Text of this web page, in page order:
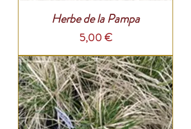
Herbe de la Pampa
Prix
5,00 €